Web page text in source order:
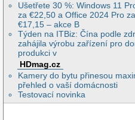
Ušetřete 30 %: Windows 11
za €22,50 a Office 2024 Pro za
€17,15 – akce B
Týden na ITBiz: Čína podle
zahájila výrobu zařízení pro
produkci v
HDmag.cz
Kamery do bytu přinesou
přehled o vaší domácnosti
Testovací novinka